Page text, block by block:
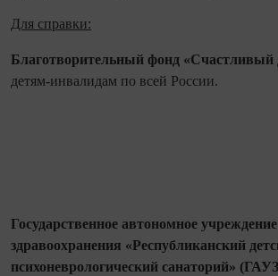
Для справки:
Благотворительный фонд «Счастливый
детям-инвалидам по всей России.
Государственное автономное учреждение
здравоохранения «Республиканский
психоневрологический санаторий»